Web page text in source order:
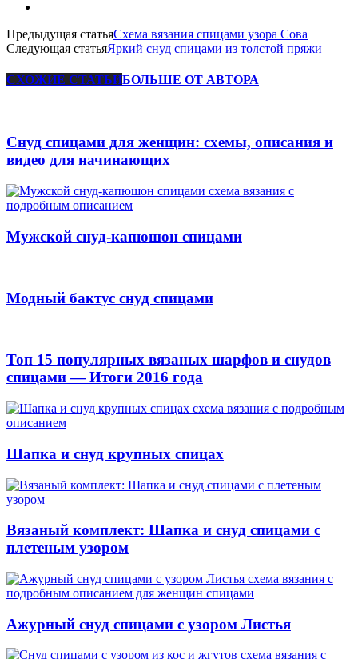
Предыдущая статьяСхема вязания спицами узора Сова
Следующая статьяЯркий снуд спицами из толстой пряжи
СХОЖИЕ СТАТЬИБОЛЬШЕ ОТ АВТОРА
Снуд спицами для женщин: схемы, описания и
видео для начинающих
Мужской снуд-капюшон спицами
Модный бактус снуд спицами
Топ 15 популярных вязаных шарфов и снудов
спицами — Итоги 2016 года
Шапка и снуд крупных спицах
Вязаный комплект: Шапка и снуд спицами с
плетеным узором
Ажурный снуд спицами с узором Листья